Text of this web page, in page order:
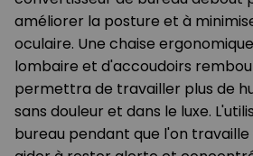
améliorer la posture et à
oculaire. Une chaise
lombaire et d'accoudoirs
permettra de travailler plus de
sans douleur et dans le luxe.
bureau pendant que l'on